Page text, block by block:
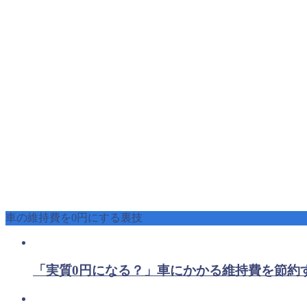
車の維持費を0円にする裏技
「実質0円になる？」車にかかる維持費を節約